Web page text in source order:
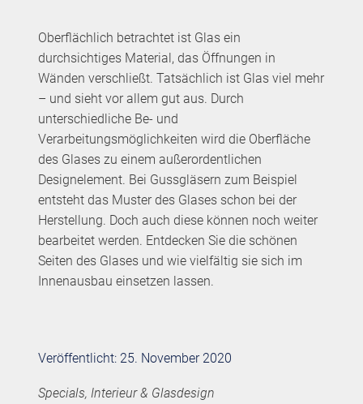
Oberflächlich betrachtet ist Glas ein
durchsichtiges Material, das Öffnungen in
Wänden verschließt. Tatsächlich ist Glas viel mehr
– und sieht vor allem gut aus. Durch
unterschiedliche Be- und
Verarbeitungsmöglichkeiten wird die Oberfläche
des Glases zu einem außerordentlichen
Designelement. Bei Gussgläsern zum Beispiel
entsteht das Muster des Glases schon bei der
Herstellung. Doch auch diese können noch weiter
bearbeitet werden. Entdecken Sie die schönen
Seiten des Glases und wie vielfältig sie sich im
Innenausbau einsetzen lassen.
Veröffentlicht: 25. November 2020
Specials, Interieur & Glasdesign